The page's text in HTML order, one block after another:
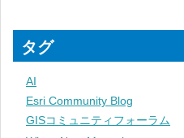
タグ
AI
Esri Community Blog
GISコミュニティフォーラム